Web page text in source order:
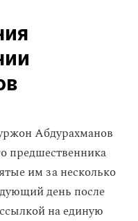
Абдурахманов
предшественника
им за несколько
день после
на единую